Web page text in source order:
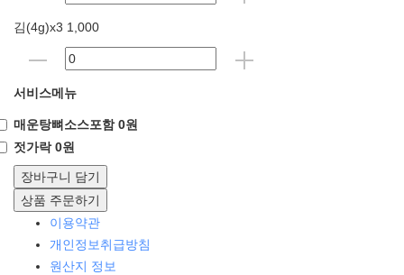
김(4g)x3 1,000
서비스메뉴
매운탕뼈소스포함 0원
젓가락 0원
장바구니 담기
상품 주문하기
이용약관
개인정보취급방침
원산지 정보